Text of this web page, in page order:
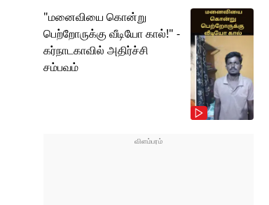
"மனைவியை கொன்று
பெற்றோருக்கு வீடியோ கால்!" -
கர்நாடகாவில் அதிர்ச்சி
சம்பவம்